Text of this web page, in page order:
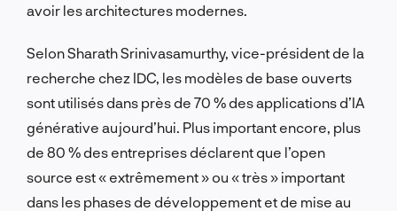
avoir les architectures modernes.
Selon Sharath Srinivasamurthy, vice-président de la
recherche chez IDC, les modèles de base ouverts
sont utilisés dans près de 70 % des applications d’IA
générative aujourd’hui. Plus important encore, plus
de 80 % des entreprises déclarent que l’open
source est « extrêmement » ou « très » important
dans les phases de développement et de mise au